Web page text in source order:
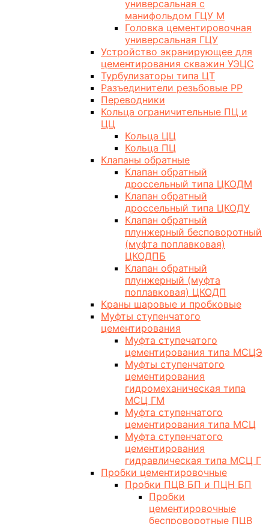
универсальная с
манифольдом ГЦУ М
Головка цементировочная
универсальная ГЦУ
Устройство экранирующее для
цементирования скважин УЭЦС
Турбулизаторы типа ЦТ
Разъединители резьбовые РР
Переводники
Кольца ограничительные ПЦ и
ЦЦ
Кольца ЦЦ
Кольца ПЦ
Клапаны обратные
Клапан обратный
дроссельный типа ЦКОДМ
Клапан обратный
дроссельный типа ЦКОДУ
Клапан обратный
плунжерный бесповоротный
(муфта поплавковая)
ЦКОДПБ
Клапан обратный
плунжерный (муфта
поплавковая) ЦКОДП
Краны шаровые и пробковые
Муфты ступенчатого
цементирования
Муфта ступечатого
цементирования типа МСЦЭ
Муфты ступенчатого
цементирования
гидромеханическая типа
МСЦ ГМ
Муфта ступенчатого
цементирования типа МСЦ
Муфта ступенчатого
цементирования
гидравлическая типа МСЦ Г
Пробки цементировочные
Пробки ПЦВ БП и ПЦН БП
Пробки
цементировочные
беспроворотные ПЦВ